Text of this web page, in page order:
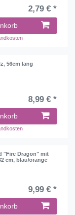
2,79 € *
56cm lang
8,99 € *
"Fire Dragon" mit
cm, blau/orange
9,99 € *